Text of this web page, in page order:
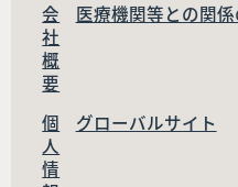
会
社
概
要
医療機関等との関
個
人
情
グローバルサイト